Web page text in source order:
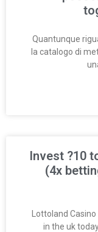
Quantunque
la catalogo di
Invest ?10
(4x
Lottoland
in the uk